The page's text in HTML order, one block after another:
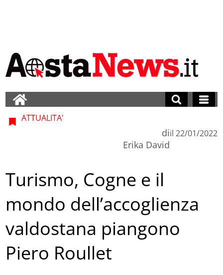
ATTUALITA'
di
Erika David
il 22/01/2022
Turismo, Cogne e il
mondo dell’accoglienza
valdostana piangono
Piero Roullet